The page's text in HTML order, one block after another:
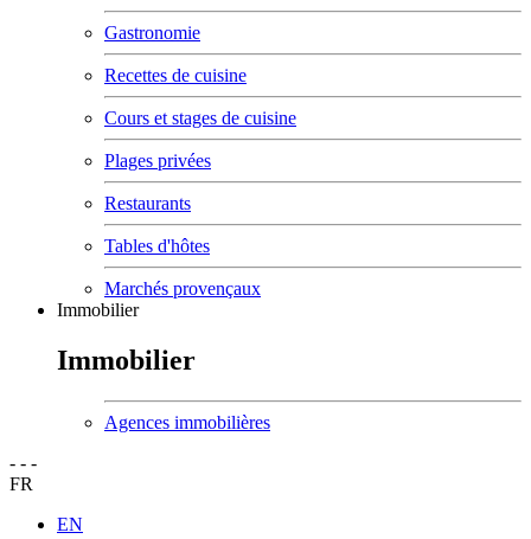
Gastronomie
Recettes de cuisine
Cours et stages de cuisine
Plages privées
Restaurants
Tables d'hôtes
Marchés provençaux
Immobilier
Immobilier
Agences immobilières
- - -
FR
EN